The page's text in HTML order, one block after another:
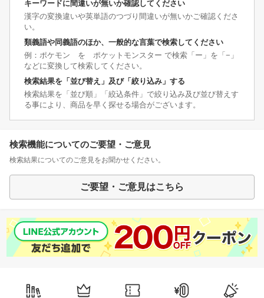
キーワードに間違いが無いか確認してください
漢字の変換違いや英単語のつづり間違いが無いかご確認くださ
い。
類義語や同義語のほか、一般的な言葉で検索してください
例：ポケモン を ポケットモンスター で検索「ー」を「−」
などに変換して検索してください。
検索結果を「並び替え」及び「絞り込み」する
検索結果を「並び順」「絞込条件」で絞り込み及び並び替えす
る事により、商品を早く探せる場合がございます。
検索機能についてのご要望・ご意見
検索結果についてのご意見をお聞かせください。
ご要望・ご意見はこちら